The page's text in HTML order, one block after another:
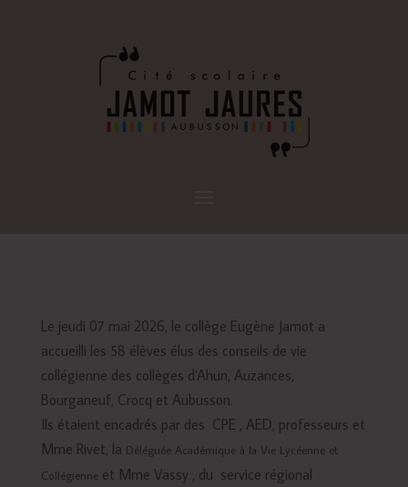
Le jeudi 07 mai 2026, le collège Eugène Jamot a
accueilli les 58 élèves élus des conseils de vie
collégienne des collèges d’Ahun, Auzances,
Bourganeuf, Crocq et Aubusson.
Ils étaient encadrés par des CPE , AED, professeurs et
Mme Rivet, la Déléguée Académique à la Vie Lycéenne et
Collégienneet Mme Vassy , du service régional